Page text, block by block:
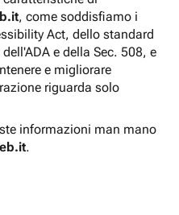
, come soddisfiamo i
Act, dello standard
e della Sec. 508, e
e migliorare
riguarda solo
informazioni man mano
.